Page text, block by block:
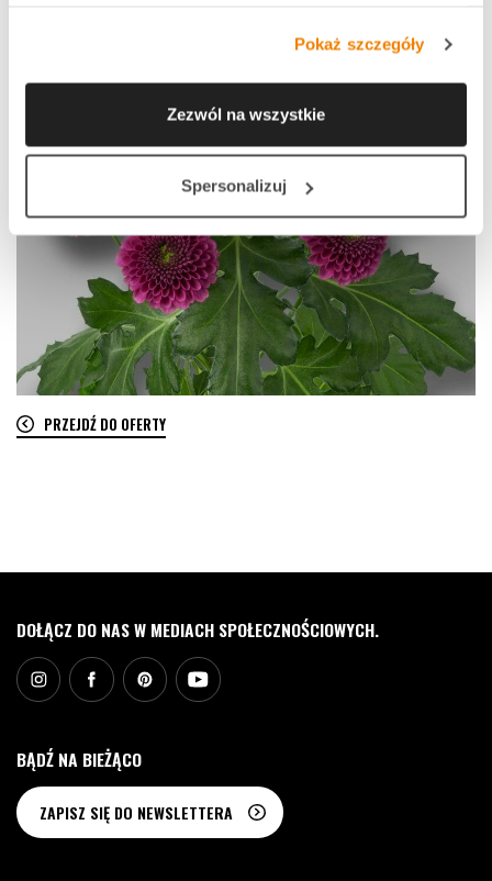
Pokaż szczegóły
Zezwól na wszystkie
Spersonalizuj
PRZEJDŹ DO OFERTY
DOŁĄCZ DO NAS W MEDIACH SPOŁECZNOŚCIOWYCH.
BĄDŹ NA BIEŻĄCO
ZAPISZ SIĘ DO NEWSLETTERA